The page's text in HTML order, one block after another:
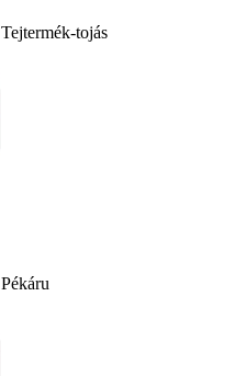
Tejtermék-tojás
Pékáru